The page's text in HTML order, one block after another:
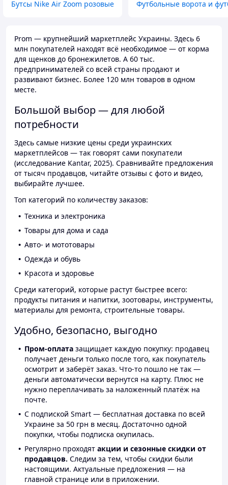
Бутсы Nike Air Zoom розовые Футбольные ворота и
Prom — крупнейший маркетплейс Украины. Здесь 6
млн покупателей находят всё необходимое — от корма
для щенков до бронежилетов. А 60 тыс.
предпринимателей со всей страны продают и
развивают бизнес. Более 120 млн товаров в одном
месте.
Большой выбор — для любой
потребности
Здесь самые низкие цены среди украинских
маркетплейсов — так говорят сами покупатели
(исследование Kantar, 2025). Сравнивайте предложения
от тысяч продавцов, читайте отзывы с фото и видео,
выбирайте лучшее.
Топ категорий по количеству заказов:
Техника и электроника
Товары для дома и сада
Авто- и мототовары
Одежда и обувь
Красота и здоровье
Среди категорий, которые растут быстрее всего:
продукты питания и напитки, зоотовары, инструменты,
материалы для ремонта, строительные товары.
Удобно, безопасно, выгодно
Пром-оплата защищает каждую покупку: продавец
получает деньги только после того, как покупатель
осмотрит и заберёт заказ. Что-то пошло не так —
деньги автоматически вернутся на карту. Плюс не
нужно переплачивать за наложенный платёж на
почте.
С подпиской Smart — бесплатная доставка по всей
Украине за 50 грн в месяц. Достаточно одной
покупки, чтобы подписка окупилась.
Регулярно проходят акции и сезонные скидки от
продавцов. Следим за тем, чтобы скидки были
настоящими. Актуальные предложения — на
главной странице или в приложении.